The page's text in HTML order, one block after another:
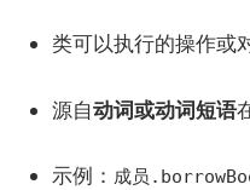
类可以执行的操作或
源自动词或动词短语
示例： 成员